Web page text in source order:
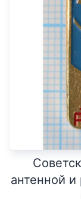
антенной